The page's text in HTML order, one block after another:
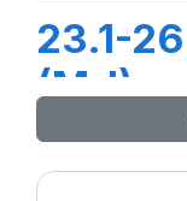
23.1-
(M-I)